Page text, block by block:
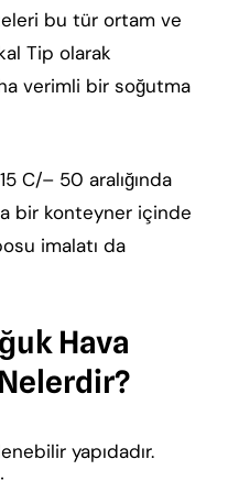
bu tür ortam ve
Tip olarak
verimli bir soğutma
C/– 50 aralığında
bir konteyner içinde
imalatı da
Hava
yapıdadır.